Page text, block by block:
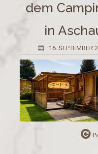
dem
in
16. SEPTEMBER